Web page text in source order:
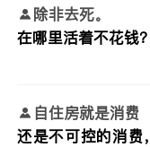
除非去死。
在哪里活着不花钱？
自住房就是消费
还是不可控的消费